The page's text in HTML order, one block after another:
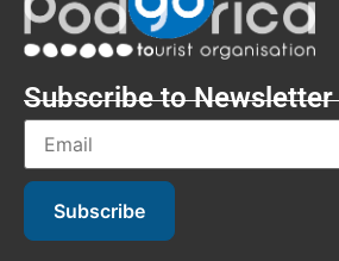
Subscribe to Newsletter
Subscribe